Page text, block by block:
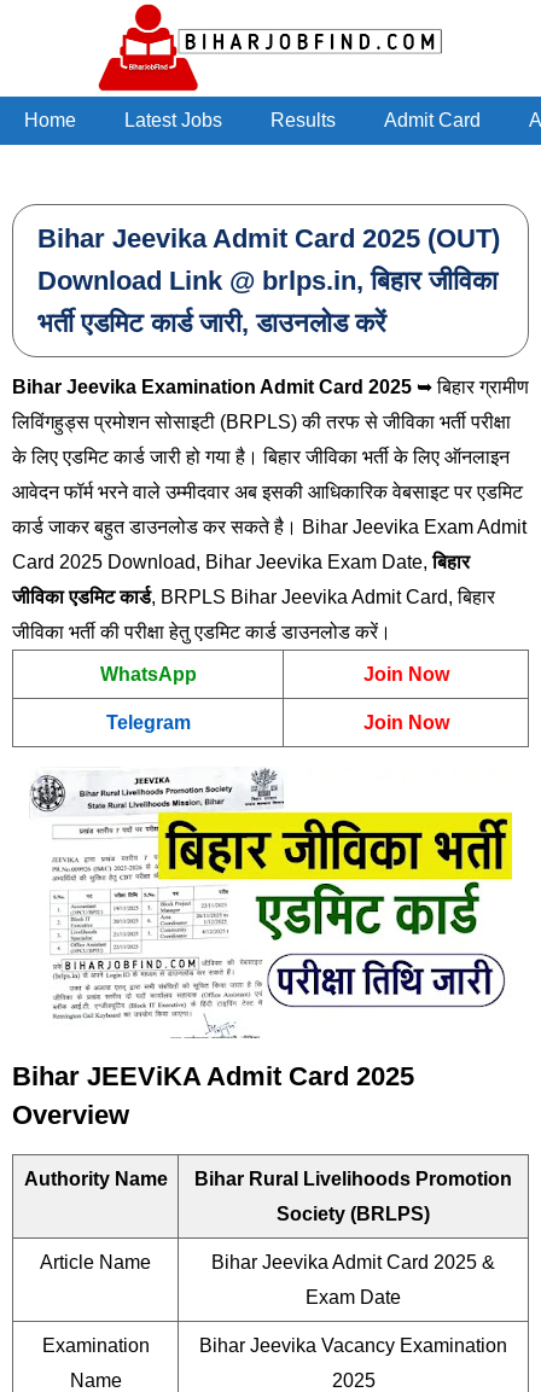
Skip to main content
Home Latest Jobs Results Admit Card
Bihar Jeevika Admit Card 2025 (OUT)
Download Link @ brlps.in, बिहार जीविका
भर्ती एडमिट कार्ड जारी, डाउनलोड करें
Bihar Jeevika Examination Admit Card 2025 ➥ बिहार ग्रामीण
लिविंगहुड्स प्रमोशन सोसाइटी (BRPLS) की तरफ से जीविका भर्ती परीक्षा
के लिए एडमिट कार्ड जारी हो गया है। बिहार जीविका भर्ती के लिए ऑनलाइन
आवेदन फॉर्म भरने वाले उम्मीदवार अब इसकी आधिकारिक वेबसाइट पर एडमिट
कार्ड जाकर बहुत डाउनलोड कर सकते है। Bihar Jeevika Exam Admit
Card 2025 Download, Bihar Jeevika Exam Date,बिहार
जीविका एडमिट कार्ड, BRPLS Bihar Jeevika Admit Card, बिहार
जीविका भर्ती की परीक्षा हेतु एडमिट कार्ड डाउनलोड करें।
WhatsApp Join Now
Telegram Join Now
Bihar JEEViKA Admit Card 2025
Overview
Authority Name
Bihar Rural Livelihoods Promotion
Society (BRLPS)
Article Name
Bihar Jeevika Admit Card 2025 &
Exam Date
Examination
Name
Bihar Jeevika Vacancy Examination
2025